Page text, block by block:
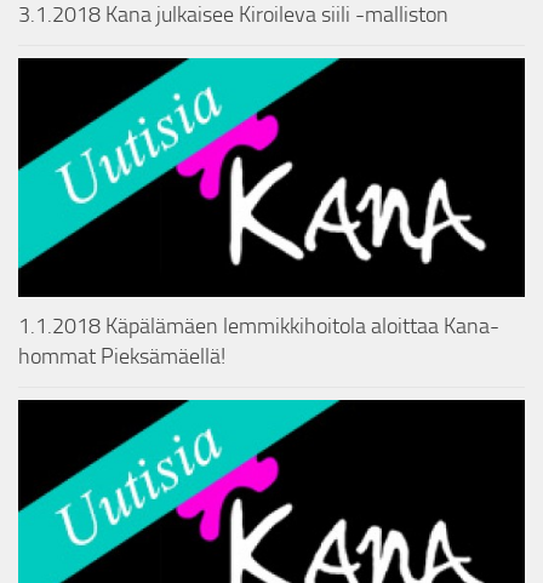
3.1.2018 Kana julkaisee Kiroileva siili -malliston
1.1.2018 Käpälämäen lemmikkihoitola aloittaa Kana-
hommat Pieksämäellä!